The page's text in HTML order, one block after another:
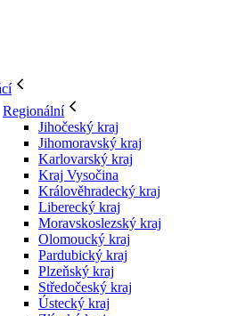
Regionální
Jihočeský kraj
Jihomoravský kraj
Karlovarský kraj
Kraj Vysočina
Králověhradecký kraj
Liberecký kraj
Moravskoslezský kraj
Olomoucký kraj
Pardubický kraj
Plzeňský kraj
Středočeský kraj
Ústecký kraj